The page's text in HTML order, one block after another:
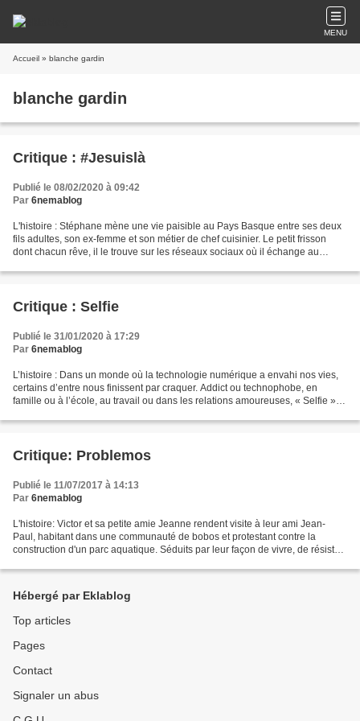
MENU
Accueil » blanche gardin
blanche gardin
Critique : #Jesuislà
Publié le 08/02/2020 à 09:42
Par 6nemablog
L'histoire : Stéphane mène une vie paisible au Pays Basque entre ses deux
fils adultes, son ex-femme et son métier de chef cuisinier. Le petit frisson
dont chacun rêve, il le trouve sur les réseaux sociaux où il échange au
Critique : Selfie
Publié le 31/01/2020 à 17:29
Par 6nemablog
L’histoire : Dans un monde où la technologie numérique a envahi nos vies,
certains d’entre nous finissent par craquer. Addict ou technophobe, en
famille ou à l’école, au travail ou dans les relations amoureuses, « Selfie »
Critique: Problemos
Publié le 11/07/2017 à 14:13
Par 6nemablog
L'histoire: Victor et sa petite amie Jeanne rendent visite à leur ami Jean-
Paul, habitant dans une communauté de bobos et protestant contre la
construction d'un parc aquatique. Séduits par leur façon de vivre, de résister
Hébergé par Eklablog
Top articles
Pages
Contact
Signaler un abus